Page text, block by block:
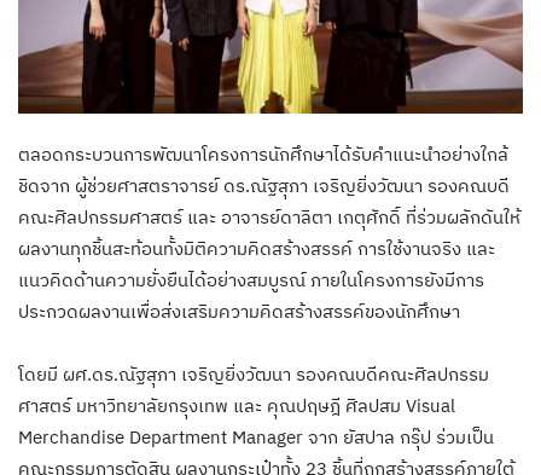
ตลอดกระบวนการพัฒนาโครงการนักศึกษาได้รับคำแนะนำอย่างใกล้
ชิดจาก ผู้ช่วยศาสตราจารย์ ดร.ณัฐสุภา เจริญยิ่งวัฒนา รองคณบดี
คณะศิลปกรรมศาสตร์ และ อาจารย์ดาลิตา เกตุศักดิ์ ที่ร่วมผลักดันให้
ผลงานทุกชิ้นสะท้อนทั้งมิติความคิดสร้างสรรค์ การใช้งานจริง และ
แนวคิดด้านความยั่งยืนได้อย่างสมบูรณ์ ภายในโครงการยังมีการ
ประกวดผลงานเพื่อส่งเสริมความคิดสร้างสรรค์ของนักศึกษา
โดยมี ผศ.ดร.ณัฐสุภา เจริญยิ่งวัฒนา รองคณบดีคณะศิลปกรรม
ศาสตร์ มหาวิทยาลัยกรุงเทพ และ คุณปฤษฎี ศิลปสม Visual
Merchandise Department Manager จาก ยัสปาล กรุ๊ป ร่วมเป็น
คณะกรรมการตัดสิน ผลงานกระเป๋าทั้ง 23 ชิ้นที่ถูกสร้างสรรค์ภายใต้